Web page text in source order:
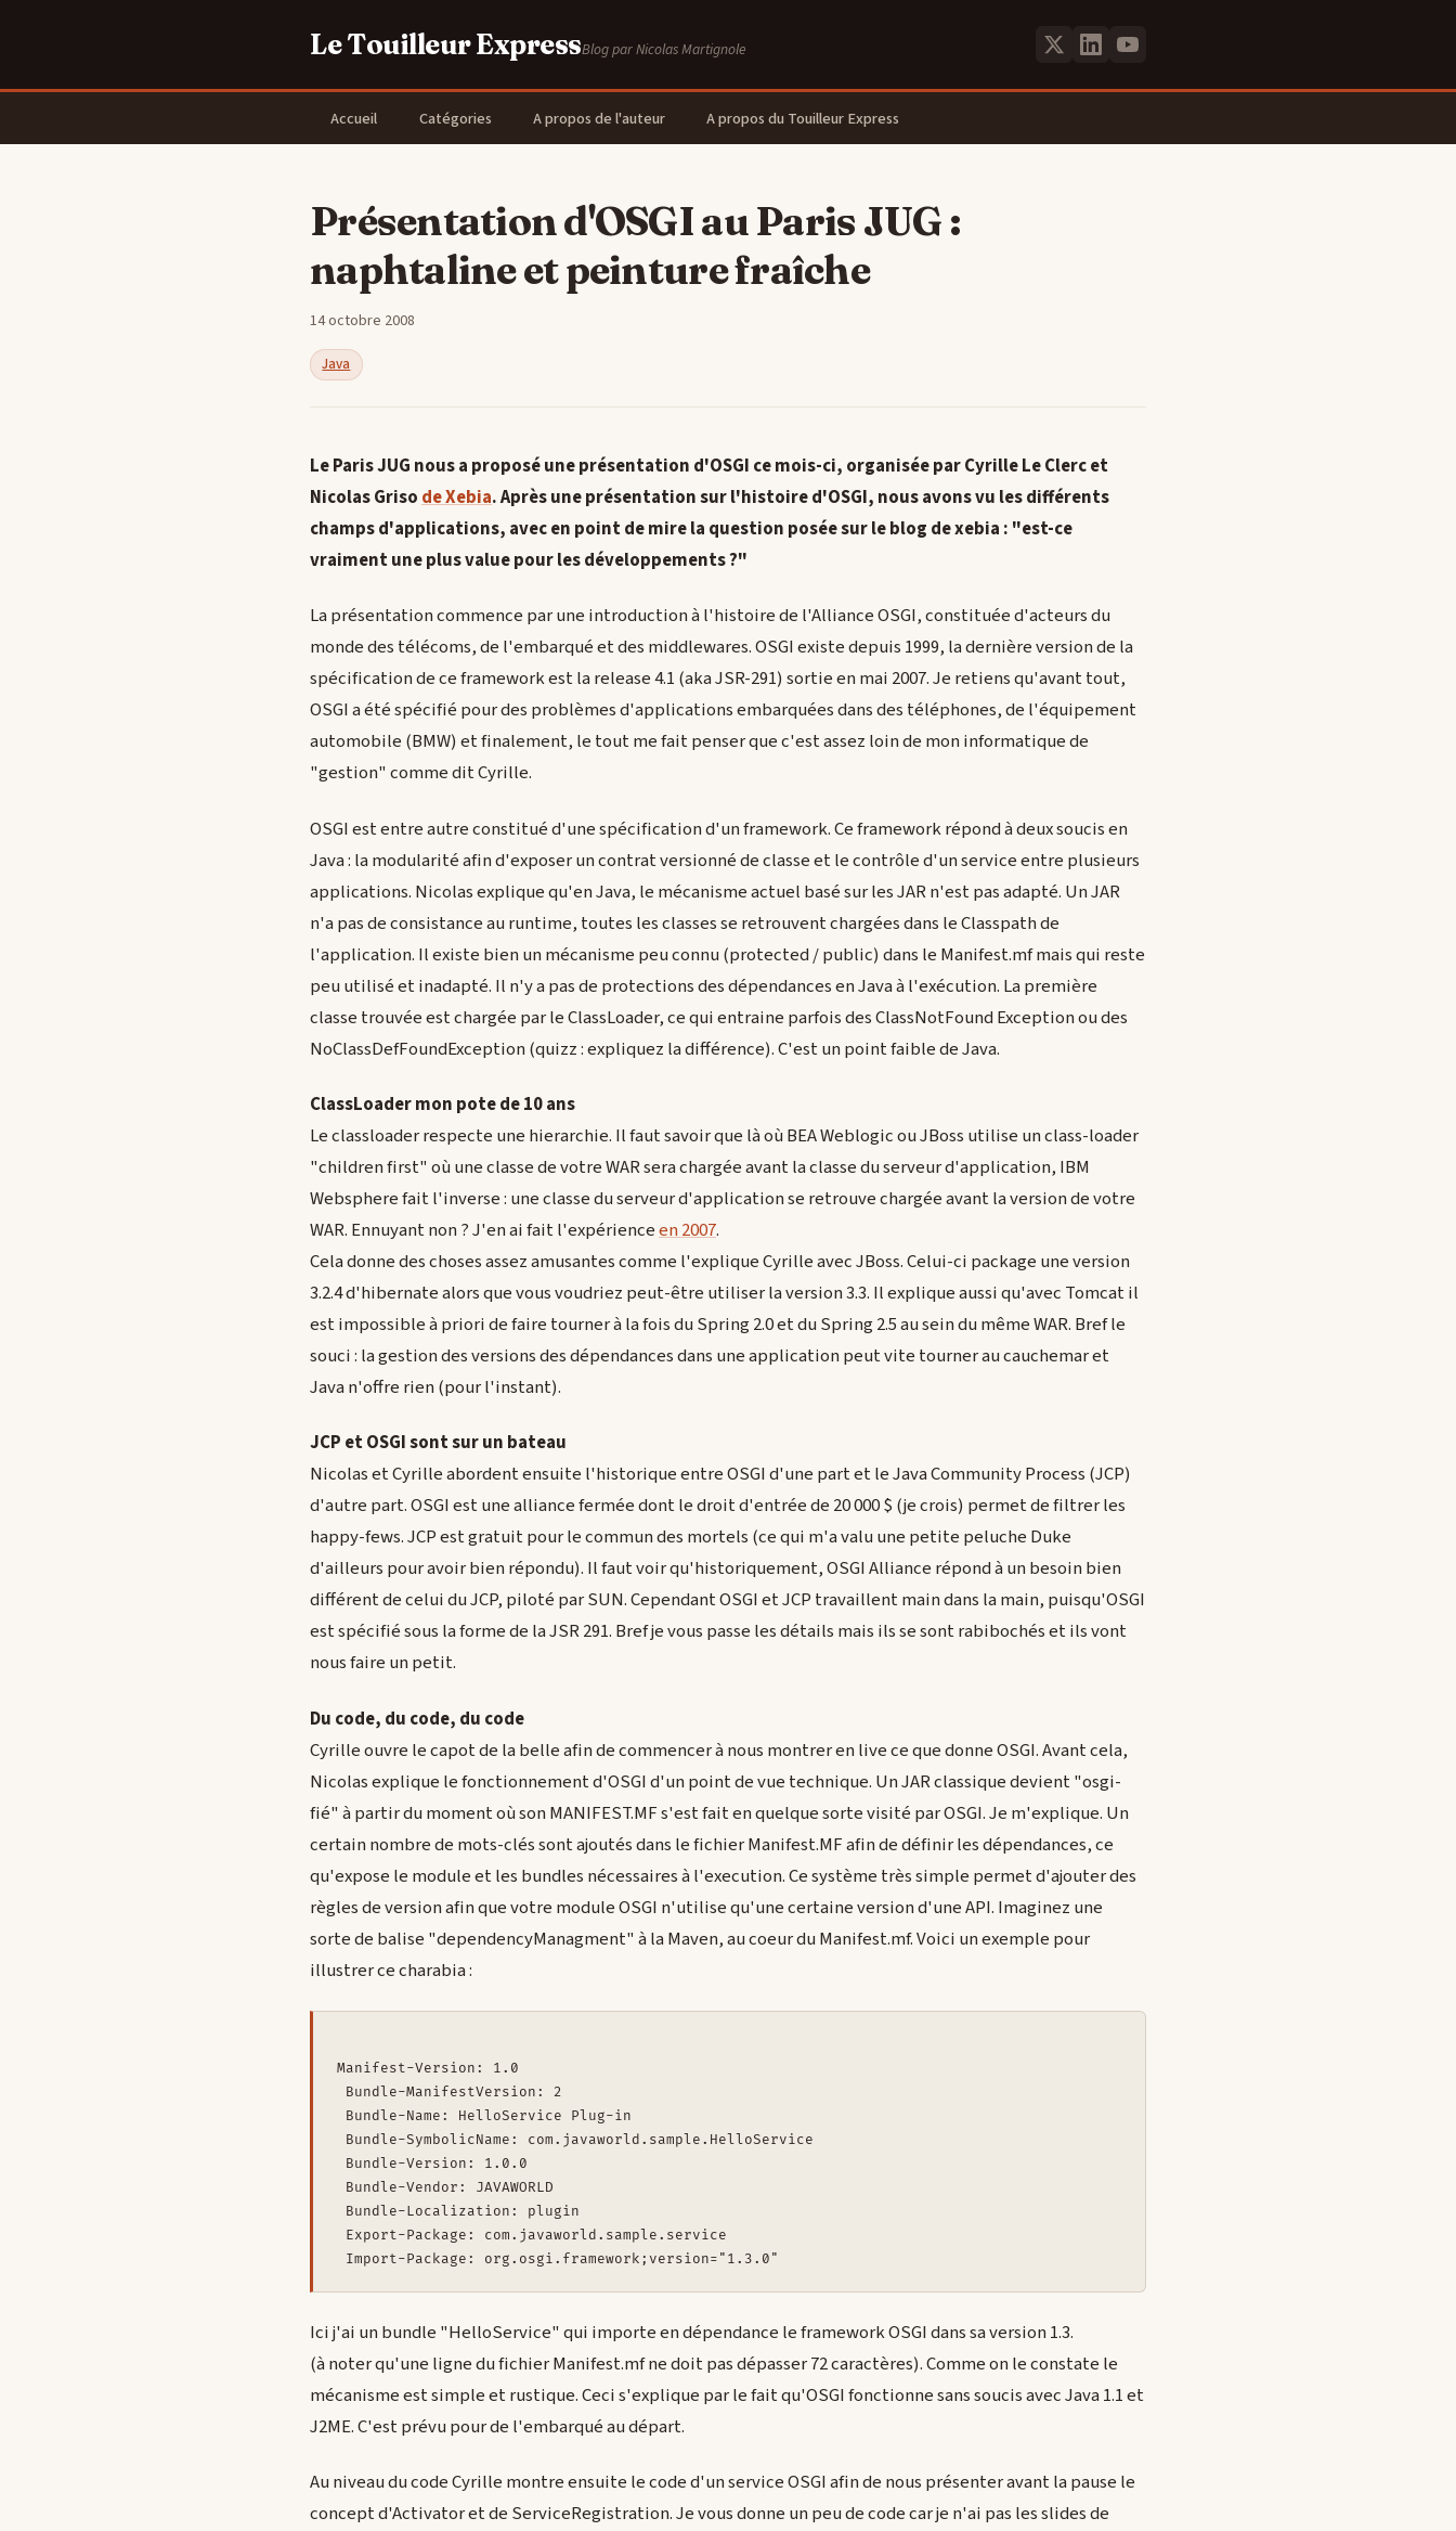
Le Touilleur ExpressBlog par Nicolas Martignole
Accueil Catégories A propos de l'auteur A propos du Touilleur Express
Présentation d'OSGI au Paris JUG :
naphtaline et peinture fraîche
14 octobre 2008
Java
Le Paris JUG nous a proposé une présentation d'OSGI ce mois-ci, organisée par Cyrille Le Clerc et
Nicolas Griso de Xebia. Après une présentation sur l'histoire d'OSGI, nous avons vu les différents
champs d'applications, avec en point de mire la question posée sur le blog de xebia : "est-ce
vraiment une plus value pour les développements ?"
La présentation commence par une introduction à l'histoire de l'Alliance OSGI, constituée d'acteurs du
monde des télécoms, de l'embarqué et des middlewares. OSGI existe depuis 1999, la dernière version de la
spécification de ce framework est la release 4.1 (aka JSR-291) sortie en mai 2007. Je retiens qu'avant tout,
OSGI a été spécifié pour des problèmes d'applications embarquées dans des téléphones, de l'équipement
automobile (BMW) et finalement, le tout me fait penser que c'est assez loin de mon informatique de
"gestion" comme dit Cyrille.
OSGI est entre autre constitué d'une spécification d'un framework. Ce framework répond à deux soucis en
Java : la modularité afin d'exposer un contrat versionné de classe et le contrôle d'un service entre plusieurs
applications. Nicolas explique qu'en Java, le mécanisme actuel basé sur les JAR n'est pas adapté. Un JAR
n'a pas de consistance au runtime, toutes les classes se retrouvent chargées dans le Classpath de
l'application. Il existe bien un mécanisme peu connu (protected / public) dans le Manifest.mf mais qui reste
peu utilisé et inadapté. Il n'y a pas de protections des dépendances en Java à l'exécution. La première
classe trouvée est chargée par le ClassLoader, ce qui entraine parfois des ClassNotFound Exception ou des
NoClassDefFoundException (quizz : expliquez la différence). C'est un point faible de Java.
ClassLoader mon pote de 10 ans
Le classloader respecte une hierarchie. Il faut savoir que là où BEA Weblogic ou JBoss utilise un class-loader
"children first" où une classe de votre WAR sera chargée avant la classe du serveur d'application, IBM
Websphere fait l'inverse : une classe du serveur d'application se retrouve chargée avant la version de votre
WAR. Ennuyant non ? J'en ai fait l'expérienceen 2007.
Cela donne des choses assez amusantes comme l'explique Cyrille avec JBoss. Celui-ci package une version
3.2.4 d'hibernate alors que vous voudriez peut-être utiliser la version 3.3. Il explique aussi qu'avec Tomcat il
est impossible à priori de faire tourner à la fois du Spring 2.0 et du Spring 2.5 au sein du même WAR. Bref le
souci : la gestion des versions des dépendances dans une application peut vite tourner au cauchemar et
Java n'offre rien (pour l'instant).
JCP et OSGI sont sur un bateau
Nicolas et Cyrille abordent ensuite l'historique entre OSGI d'une part et le Java Community Process (JCP)
d'autre part. OSGI est une alliance fermée dont le droit d'entrée de 20 000 $ (je crois) permet de filtrer les
happy-fews. JCP est gratuit pour le commun des mortels (ce qui m'a valu une petite peluche Duke
d'ailleurs pour avoir bien répondu). Il faut voir qu'historiquement, OSGI Alliance répond à un besoin bien
différent de celui du JCP, piloté par SUN. Cependant OSGI et JCP travaillent main dans la main, puisqu'OSGI
est spécifié sous la forme de la JSR 291. Bref je vous passe les détails mais ils se sont rabibochés et ils vont
nous faire un petit.
Du code, du code, du code
Cyrille ouvre le capot de la belle afin de commencer à nous montrer en live ce que donne OSGI. Avant cela,
Nicolas explique le fonctionnement d'OSGI d'un point de vue technique. Un JAR classique devient "osgi-
fié" à partir du moment où son MANIFEST.MF s'est fait en quelque sorte visité par OSGI. Je m'explique. Un
certain nombre de mots-clés sont ajoutés dans le fichier Manifest.MF afin de définir les dépendances, ce
qu'expose le module et les bundles nécessaires à l'execution. Ce système très simple permet d'ajouter des
règles de version afin que votre module OSGI n'utilise qu'une certaine version d'une API. Imaginez une
sorte de balise "dependencyManagment" à la Maven, au coeur du Manifest.mf. Voici un exemple pour
illustrer ce charabia :
Manifest-Version: 1.0
Bundle-ManifestVersion: 2
Bundle-Name: HelloService Plug-in
Bundle-SymbolicName: com.javaworld.sample.HelloService
Bundle-Version: 1.0.0
Bundle-Vendor: JAVAWORLD
Bundle-Localization: plugin
Export-Package: com.javaworld.sample.service
Ici j'ai un bundle "HelloService" qui importe en dépendance le framework OSGI dans sa version 1.3.
(à noter qu'une ligne du fichier Manifest.mf ne doit pas dépasser 72 caractères). Comme on le constate le
mécanisme est simple et rustique. Ceci s'explique par le fait qu'OSGI fonctionne sans soucis avec Java 1.1 et
J2ME. C'est prévu pour de l'embarqué au départ.
Au niveau du code Cyrille montre ensuite le code d'un service OSGI afin de nous présenter avant la pause le
concept d'Activator et de ServiceRegistration. Je vous donne un peu de code car je n'ai pas les slides de